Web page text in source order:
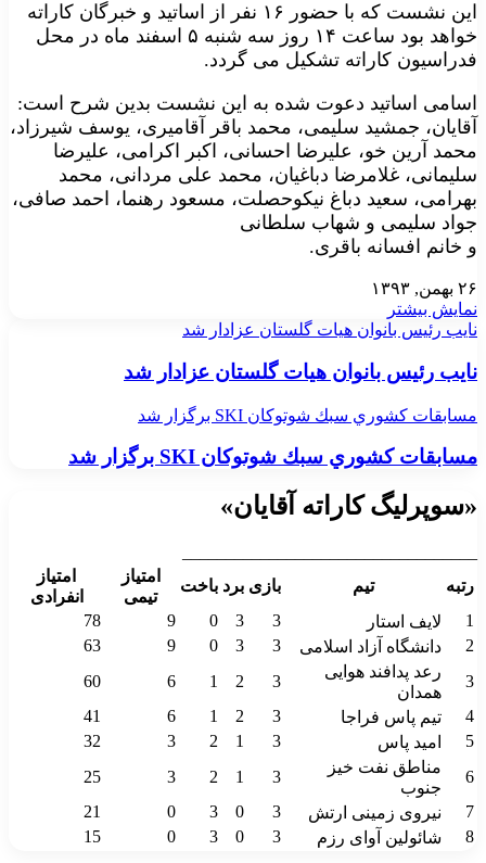
این نشست که با حضور ۱۶ نفر از اساتید و خبرگان کاراته
خواهد بود ساعت ۱۴ روز سه شنبه ۵ اسفند ماه در محل
فدراسیون کاراته تشکیل می گردد.
اسامی اساتید دعوت شده به این نشست بدین شرح است:
آقایان، جمشید سلیمی، محمد باقر آقامیری، یوسف شیرزاد،
محمد آرین خو، علیرضا احسانی، اکبر اکرامی، علیرضا
سلیمانی، غلامرضا دباغیان، محمد علی مردانی، محمد
بهرامی، سعید دباغ نیکوحصلت، مسعود رهنما، احمد صافی،
جواد سلیمی و شهاب سلطانی
و خانم افسانه باقری.
۲۶ بهمن, ۱۳۹۳
نمایش بیشتر
نایب رئیس بانوان هیات گلستان عزادار شد
نایب رئیس بانوان هیات گلستان عزادار شد
مسابقات كشوري سبك شوتوكان SKI برگزار شد
مسابقات كشوري سبك شوتوكان SKI برگزار شد
«سوپرلیگ کاراته آقایان»
رتبه
تیم بازی برد باخت
امتیاز
تیمی
امتیاز
انفرادی
1
لایف استار 3
3
0
9
78
2
دانشگاه آزاد اسلامی 3
3
0
9
63
3
رعد پدافند هوایی
همدان
3
2
1
6
60
4
تیم پاس فراجا 3
2
1
6
41
5
امید پاس 3
1
2
3
32
6
مناطق نفت خیز
جنوب
3
1
2
3
25
7
نیروی زمینی ارتش 3
0
3
0
21
8
شائولین آوای رزم 3
0
3
0
15